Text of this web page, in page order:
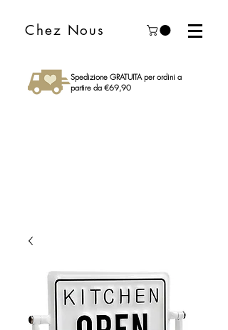
Chez Nous
Spedizione GRATUITA per ordini a
partire da €69,90